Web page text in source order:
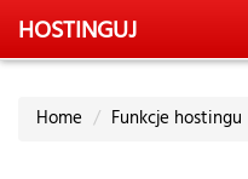
HOSTINGUJ
Home Funkcje hostingu